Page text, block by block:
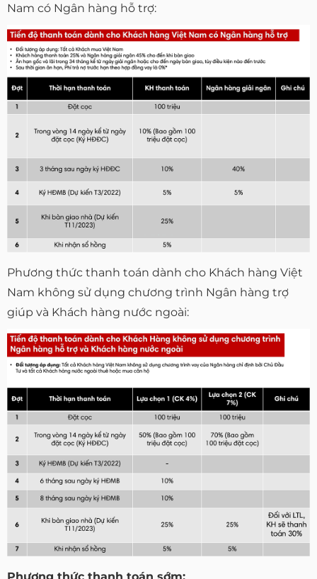
Nam có Ngân hàng hỗ trợ:
Phương thức thanh toán dành cho Khách hàng Việt
Nam không sử dụng chương trình Ngân hàng trợ
giúp và Khách hàng nước ngoài: